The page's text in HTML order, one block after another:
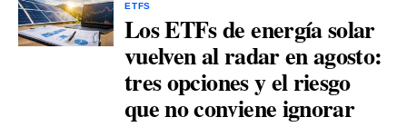
ETFS
Los ETFs de energía solar
vuelven al radar en agosto:
tres opciones y el riesgo
que no conviene ignorar